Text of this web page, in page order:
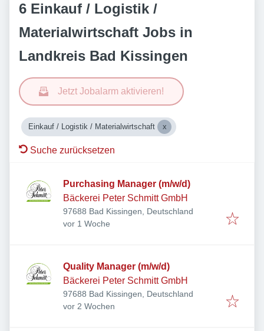
6 Einkauf / Logistik /
Materialwirtschaft Jobs in
Landkreis Bad Kissingen
Jetzt Jobalarm aktivieren!
Einkauf / Logistik / Materialwirtschaft
Suche zurücksetzen
Purchasing Manager (m/w/d)
Bäckerei Peter Schmitt GmbH
97688 Bad Kissingen, Deutschland
Veröffentlicht
vor 1 Woche
Quality Manager (m/w/d)
Bäckerei Peter Schmitt GmbH
97688 Bad Kissingen, Deutschland
Veröffentlicht:
vor 2 Wochen